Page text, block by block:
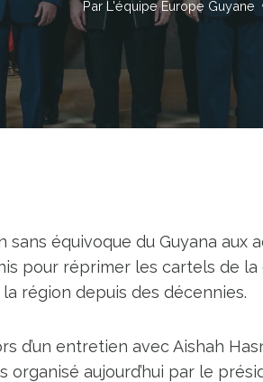
Par L'équipe Europe Guyane
équivoque du Guyana aux
pour réprimer les cartels de
région depuis des décennies.
d’un entretien avec Aishah
aujourd’hui par le